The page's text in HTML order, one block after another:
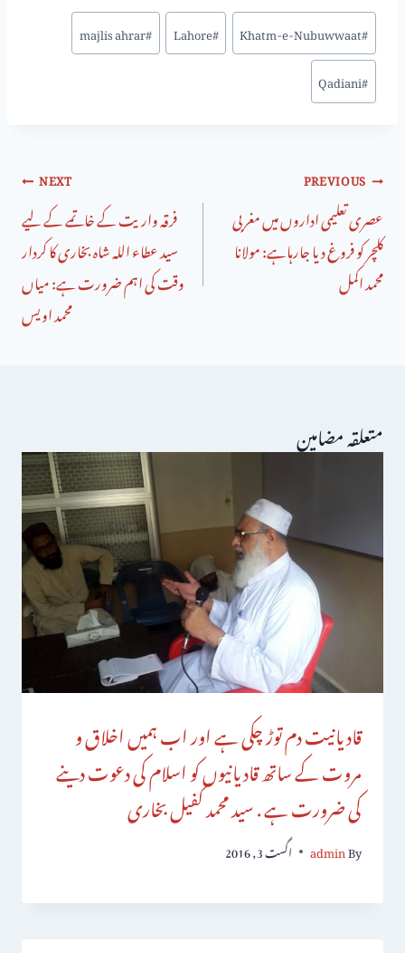
#
Khatm-e-Nubuwwaat
#
Lahore
#
majlis ahrar
#
Qadiani
PREVIOUS
عصری تعلیمی اداروں میں مغربی
کلچر کو فروغ دیا جارہاہے: مولانا
محمد اکمل
NEXT
فرقہ واریت کے خاتمے کے لیے
سید عطاء اللہ شاہ بخاری کا کردار
وقت کی اہم ضرورت ہے: میاں
محمد اویس
متعلقہ مضامین
قادیانیت دم توڑ چکی ہے اور اب ہمیں اخلاق و
مروت کے ساتھ قادیانیوں کو اسلام کی دعوت دینے
کی ضرورت ہے . سید محمد کفیل بخاری
By
admin اگست 3, 2016